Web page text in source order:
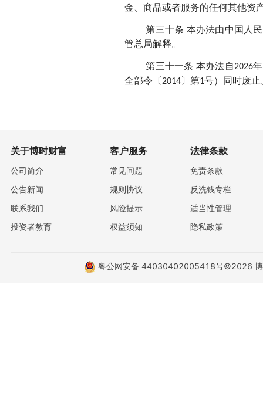
金、商品或者服务的任何其他资
第三十条 本办法由中国人
管总局解释。
第三十一条 本办法自2026年
全部令〔2014〕第1号）同时废止
关于博时财富
公司简介
公告新闻
联系我们
投资者教育
客户服务
常见问题
规则协议
风险提示
权益须知
法律条款
免责条款
反洗钱专栏
适当性管理
隐私政策
粤公网安备 44030402005418号©2026 博